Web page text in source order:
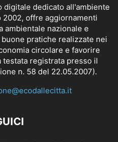
digitale dedicato all'ambiente
offre aggiornamenti
ambientale nazionale e
pratiche realizzate nei
circolare e favorire
testata registrata presso il
n. 58 del 22.05.2007).